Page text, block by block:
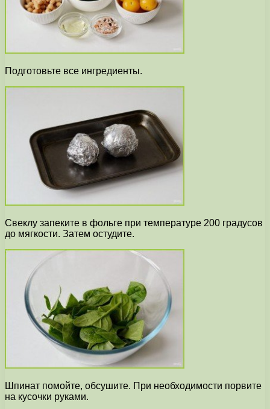
Подготовьте все ингредиенты.
Свеклу запеките в фольге при температуре 200 градусов
до мягкости. Затем остудите.
Шпинат помойте, обсушите. При необходимости порвите
на кусочки руками.